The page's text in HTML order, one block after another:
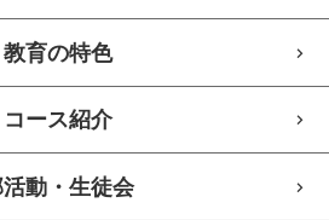
教育の特色
コース紹介
動・生徒会